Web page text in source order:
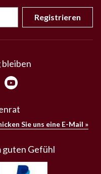
Registrieren
bleiben
Sie uns eine E-Mail »
guten Gefühl